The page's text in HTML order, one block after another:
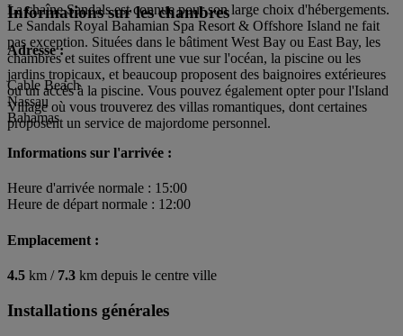
La chaîne Sandals est connue pour son large choix d'hébergements.
Le Sandals Royal Bahamian Spa Resort & Offshore Island ne fait
pas exception. Situées dans le bâtiment West Bay ou East Bay, les
chambres et suites offrent une vue sur l'océan, la piscine ou les
jardins tropicaux, et beaucoup proposent des baignoires extérieures
ou un accès à la piscine. Vous pouvez également opter pour l'Island
Village où vous trouverez des villas romantiques, dont certaines
proposent un service de majordome personnel.
Informations sur les chambres
Adresse :
Cable Beach
Nassau
Bahamas
Informations sur l'arrivée :
Heure d'arrivée normale : 15:00
Heure de départ normale : 12:00
Emplacement :
4.5 km / 7.3 km depuis le centre ville
Installations générales